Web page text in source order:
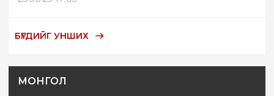
БҮГДИЙГ УНШИХ
МОНГОЛ